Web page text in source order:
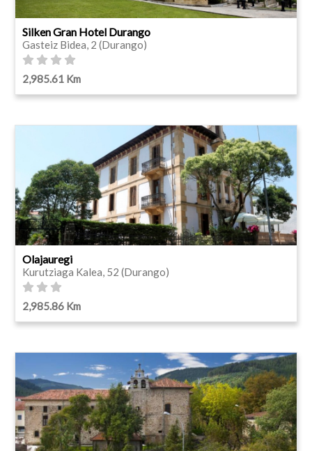
Silken Gran Hotel Durango
Gasteiz Bidea, 2 (Durango)
2,985.61 Km
Olajauregi
Kurutziaga Kalea, 52 (Durango)
2,985.86 Km